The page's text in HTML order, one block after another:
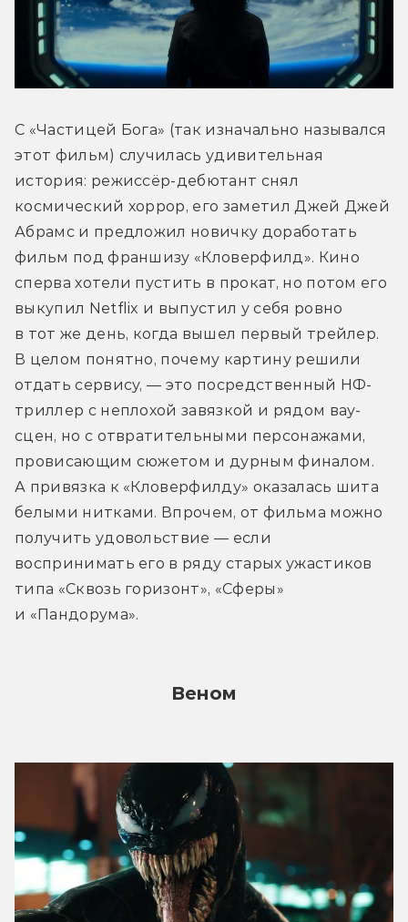
С «Частицей Бога» (так изначально назывался
этот фильм) случилась удивительная
история: режиссёр-дебютант снял
космический хоррор, его заметил Джей Джей
Абрамс и предложил новичку доработать
фильм под франшизу «Кловерфилд». Кино
сперва хотели пустить в прокат, но потом его
выкупил Netflix и выпустил у себя ровно
в тот же день, когда вышел первый трейлер.
В целом понятно, почему картину решили
отдать сервису, — это посредственный НФ-
триллер с неплохой завязкой и рядом вау-
сцен, но с отвратительными персонажами,
провисающим сюжетом и дурным финалом.
А привязка к «Кловерфилду» оказалась шита
белыми нитками. Впрочем, от фильма можно
получить удовольствие — если
воспринимать его в ряду старых ужастиков
типа «Сквозь горизонт», «Сферы»
и «Пандорума».
Веном